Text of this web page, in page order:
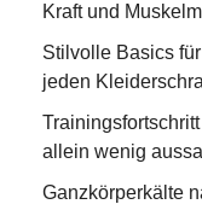
Kraft und
Stilvolle Basics
jeden
allein wenig
Ganzkörperkälte